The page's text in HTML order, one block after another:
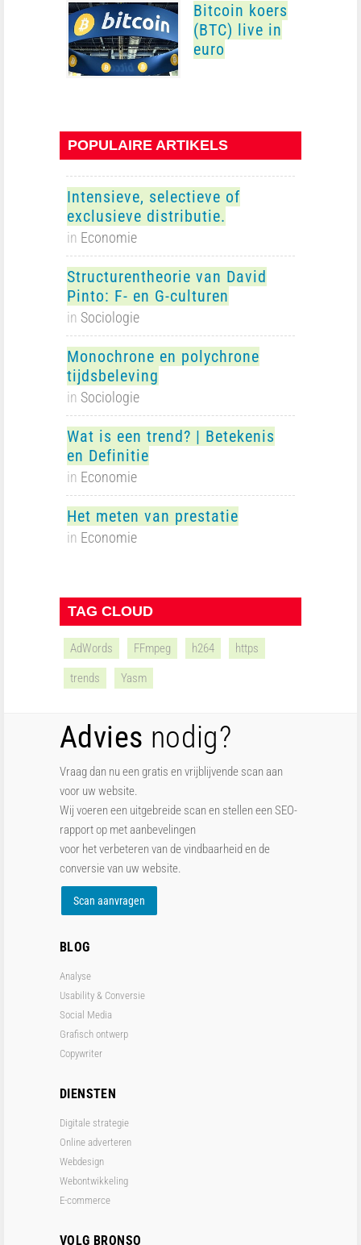
Bitcoin koers
(BTC) live in
euro
POPULAIRE ARTIKELS
Intensieve, selectieve of
exclusieve distributie.
in Economie
Structurentheorie van David
Pinto: F- en G-culturen
in Sociologie
Monochrone en polychrone
tijdsbeleving
in Sociologie
Wat is een trend? | Betekenis
en Definitie
in Economie
Het meten van prestatie
in Economie
TAG CLOUD
AdWords FFmpeg h264 https
trends Yasm
Advies nodig?
Vraag dan nu een gratis en vrijblijvende scan aan
voor uw website.
Wij voeren een uitgebreide scan en stellen een SEO-
rapport op met aanbevelingen
voor het verbeteren van de vindbaarheid en de
conversie van uw website.
Scan aanvragen
BLOG
Analyse
Usability & Conversie
Social Media
Grafisch ontwerp
Copywriter
DIENSTEN
Digitale strategie
Online adverteren
Webdesign
Webontwikkeling
E-commerce
VOLG BRONSO